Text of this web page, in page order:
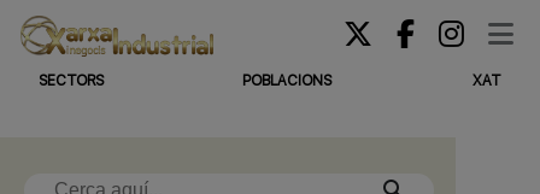
SECTORS POBLACIONS XAT